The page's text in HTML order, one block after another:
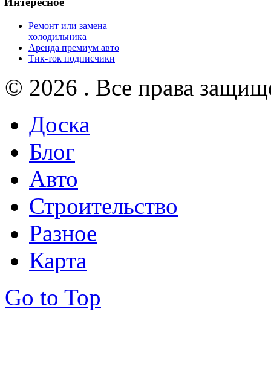
Ремонт или замена
холодильника
Аренда премиум авто
Тик-ток подписчики
© 2026 . Все права
Доска
Блог
Авто
Строительство
Разное
Карта
Go to Top